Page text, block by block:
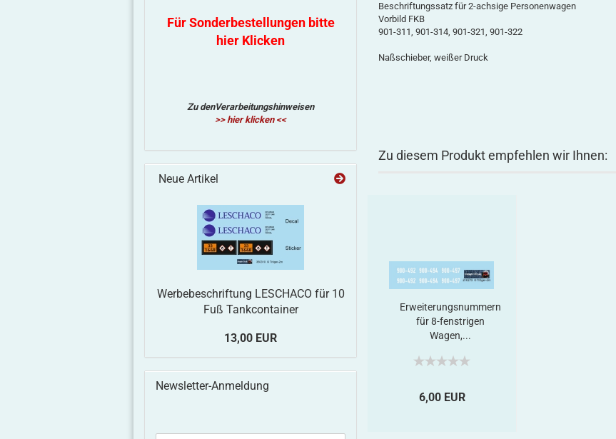
Beschriftungssatz für 2-achsige Personenwagen
Vorbild FKB
901-311, 901-314, 901-321, 901-322
Naßschieber, weißer Druck
Zu diesem Produkt empfehlen wir Ihnen:
Erweiterungsnummern
für 8-fenstrigen
Wagen,...
6,00 EUR
Für Sonderbestellungen bitte
hier Klicken
Zu denVerarbeitungshinweisen
>> hier klicken <<
Neue Artikel
Werbebeschriftung LESCHACO für 10
Fuß Tankcontainer
13,00 EUR
Newsletter-Anmeldung